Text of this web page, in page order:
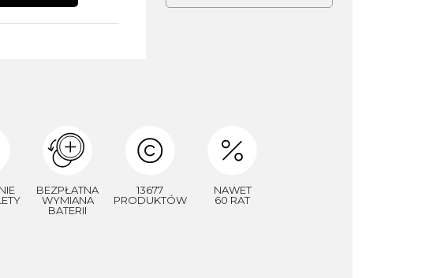
BEZPŁATNA
WYMIANA
BATERII
13677
PRODUKTÓW
NAWET
60 RAT